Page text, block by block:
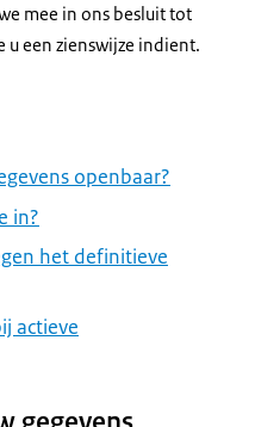
mee in ons besluit tot
u een zienswijze indient.
openbaar?
in?
het definitieve
actieve